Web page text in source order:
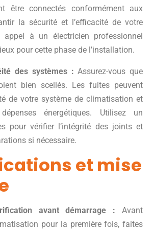
être connectés conformément aux
la sécurité et l’efficacité de votre
appel à un électricien professionnel
pour cette phase de l’installation.
des systèmes : Assurez-vous que
bien scellés. Les fuites peuvent
de votre système de climatisation et
énergétiques. Utilisez un
pour vérifier l’intégrité des joints et
si nécessaire.
et mise
avant démarrage : Avant
pour la première fois, faites